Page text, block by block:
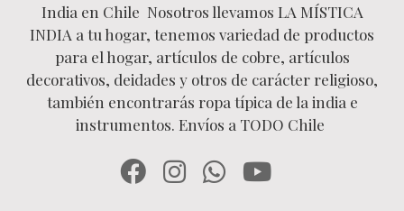
India en Chile Nosotros llevamos LA MÍSTICA
INDIA a tu hogar, tenemos variedad de productos
para el hogar, artículos de cobre, artículos
decorativos, deidades y otros de carácter religioso,
también encontrarás ropa típica de la india e
instrumentos. Envíos a TODO Chile